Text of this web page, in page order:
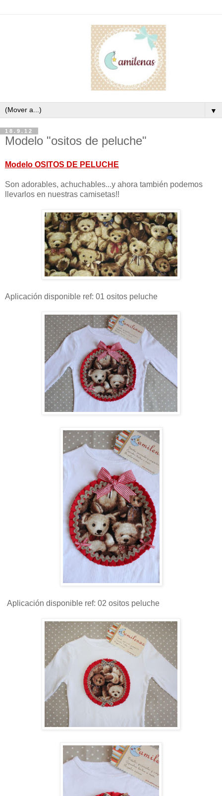
▼
18.9.12
Modelo "ositos de peluche"
Modelo OSITOS DE PELUCHE
Son adorables, achuchables...y ahora también podemos
llevarlos en nuestras camisetas!!
Aplicación disponible ref: 01 ositos peluche
Aplicación disponible ref: 02 ositos peluche